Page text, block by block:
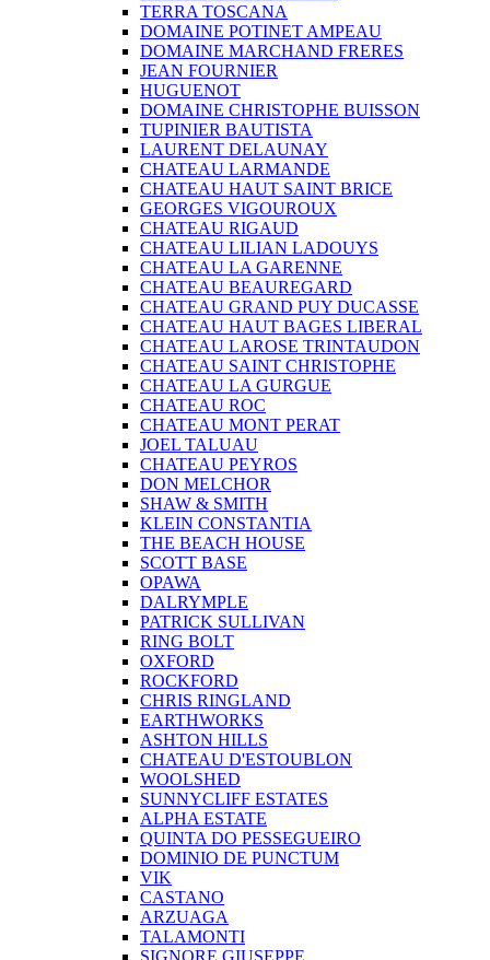
TERRA TOSCANA
DOMAINE POTINET AMPEAU
DOMAINE MARCHAND FRERES
JEAN FOURNIER
HUGUENOT
DOMAINE CHRISTOPHE BUISSON
TUPINIER BAUTISTA
LAURENT DELAUNAY
CHATEAU LARMANDE
CHATEAU HAUT SAINT BRICE
GEORGES VIGOUROUX
CHATEAU RIGAUD
CHATEAU LILIAN LADOUYS
CHATEAU LA GARENNE
CHATEAU BEAUREGARD
CHATEAU GRAND PUY DUCASSE
CHATEAU HAUT BAGES LIBERAL
CHATEAU LAROSE TRINTAUDON
CHATEAU SAINT CHRISTOPHE
CHATEAU LA GURGUE
CHATEAU ROC
CHATEAU MONT PERAT
JOEL TALUAU
CHATEAU PEYROS
DON MELCHOR
SHAW & SMITH
KLEIN CONSTANTIA
THE BEACH HOUSE
SCOTT BASE
OPAWA
DALRYMPLE
PATRICK SULLIVAN
RING BOLT
OXFORD
ROCKFORD
CHRIS RINGLAND
EARTHWORKS
ASHTON HILLS
CHATEAU D'ESTOUBLON
WOOLSHED
SUNNYCLIFF ESTATES
ALPHA ESTATE
QUINTA DO PESSEGUEIRO
DOMINIO DE PUNCTUM
VIK
CASTANO
ARZUAGA
TALAMONTI
SIGNORE GIUSEPPE